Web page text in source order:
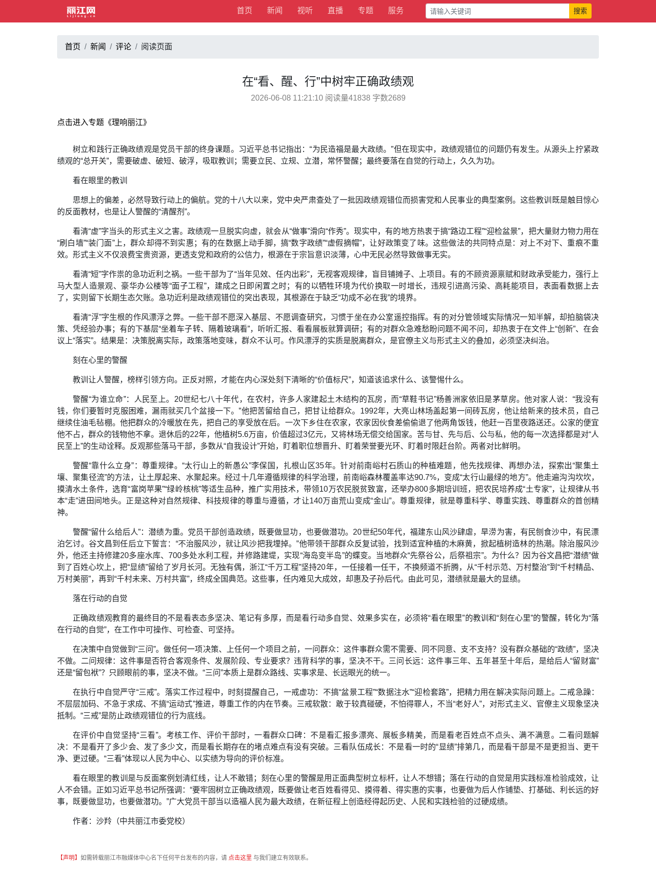
首页 新闻 视听 直播 专题 服务 搜索
首页 新闻 评论 阅读页面
在“看、醒、行”中树牢正确政绩观
2026-06-08 11:21:10 阅读量41838 字数2689
点击进入专题《理响丽江》
树立和践行正确政绩观是党员干部的终身课题。习近平总书记指出：“为民造福是最大政绩。”但在现实中，政绩观错位的问题仍有发生。从源头上拧紧政
绩观的“总开关”，需要破虚、破短、破浮，吸取教训；需要立民、立规、立潜，常怀警醒；最终要落在自觉的行动上，久久为功。
看在眼里的教训
思想上的偏差，必然导致行动上的偏航。党的十八大以来，党中央严肃查处了一批因政绩观错位而损害党和人民事业的典型案例。这些教训既是触目惊心
的反面教材，也是让人警醒的“清醒剂”。
看清“虚”字当头的形式主义之害。政绩观一旦脱实向虚，就会从“做事”滑向“作秀”。现实中，有的地方热衷于搞“路边工程”“迎检盆景”，把大量财力物力用在
“刷白墙”“装门面”上，群众却得不到实惠；有的在数据上动手脚，搞“数字政绩”“虚假摘帽”，让好政策变了味。这些做法的共同特点是：对上不对下、重痕不重
效。形式主义不仅浪费宝贵资源，更透支党和政府的公信力，根源在于宗旨意识淡薄，心中无民必然导致做事无实。
看清“短”字作祟的急功近利之祸。一些干部为了“当年见效、任内出彩”，无视客观规律，盲目铺摊子、上项目。有的不顾资源禀赋和财政承受能力，强行上
马大型人造景观、豪华办公楼等“面子工程”，建成之日即闲置之时；有的以牺牲环境为代价换取一时增长，违规引进高污染、高耗能项目，表面看数据上去
了，实则留下长期生态欠账。急功近利是政绩观错位的突出表现，其根源在于缺乏“功成不必在我”的境界。
看清“浮”字生根的作风漂浮之弊。一些干部不愿深入基层、不愿调查研究，习惯于坐在办公室遥控指挥。有的对分管领域实际情况一知半解，却拍脑袋决
策、凭经验办事；有的下基层“坐着车子转、隔着玻璃看”，听听汇报、看看展板就算调研；有的对群众急难愁盼问题不闻不问，却热衷于在文件上“创新”、在会
议上“落实”。结果是：决策脱离实际，政策落地变味，群众不认可。作风漂浮的实质是脱离群众，是官僚主义与形式主义的叠加，必须坚决纠治。
刻在心里的警醒
教训让人警醒，榜样引领方向。正反对照，才能在内心深处刻下清晰的“价值标尺”，知道该追求什么、该警惕什么。
警醒“为谁立命”：人民至上。20世纪七八十年代，在农村，许多人家建起土木结构的瓦房，而“草鞋书记”杨善洲家依旧是茅草房。他对家人说：“我没有
钱，你们要暂时克服困难，漏雨就买几个盆接一下。”他把苦留给自己，把甘让给群众。1992年，大亮山林场盖起第一间砖瓦房，他让给新来的技术员，自己
继续住油毛毡棚。他把群众的冷暖放在先，把自己的享受放在后。一次下乡住在农家，农家因伙食差偷偷退了他两角饭钱，他赶一百里夜路送还。公家的便宜
他不占，群众的钱物他不拿。退休后的22年，他植树5.6万亩，价值超过3亿元，又将林场无偿交给国家。苦与甘、先与后、公与私，他的每一次选择都是对“人
民至上”的生动诠释。反观那些落马干部，多数从“自我设计”开始，盯着职位想晋升、盯着荣誉要光环、盯着时限赶台阶。两者对比鲜明。
警醒“靠什么立身”：尊重规律。“太行山上的新愚公”李保国，扎根山区35年。针对前南峪村石质山的种植难题，他先找规律、再想办法，探索出“聚集土
壤、聚集径流”的方法，让土厚起来、水聚起来。经过十几年遵循规律的科学治理，前南峪森林覆盖率达90.7%，变成“太行山最绿的地方”。他走遍沟沟坎坎，
摸清水土条件，选育“富岗苹果”“绿岭核桃”等适生品种，推广实用技术，带领10万农民脱贫致富，还举办800多期培训班，把农民培养成“土专家”，让规律从书
本“走”进田间地头。正是这种对自然规律、科技规律的尊重与遵循，才让140万亩荒山变成“金山”。尊重规律，就是尊重科学、尊重实践、尊重群众的首创精
神。
警醒“留什么给后人”：潜绩为重。党员干部创造政绩，既要做显功，也要做潜功。20世纪50年代，福建东山风沙肆虐，旱涝为害，有民刨食沙中，有民漂
泊乞讨。谷文昌到任后立下誓言：“不治服风沙，就让风沙把我埋掉。”他带领干部群众反复试验，找到适宜种植的木麻黄，掀起植树造林的热潮。除治服风沙
外，他还主持修建20多座水库、700多处水利工程，并修路建堤，实现“海岛变半岛”的蝶变。当地群众“先祭谷公，后祭祖宗”。为什么？因为谷文昌把“潜绩”做
到了百姓心坎上，把“显绩”留给了岁月长河。无独有偶，浙江“千万工程”坚持20年，一任接着一任干，不换频道不折腾，从“千村示范、万村整治”到“千村精品、
万村美丽”，再到“千村未来、万村共富”，终成全国典范。这些事，任内难见大成效，却惠及子孙后代。由此可见，潜绩就是最大的显绩。
落在行动的自觉
正确政绩观教育的最终目的不是看表态多坚决、笔记有多厚，而是看行动多自觉、效果多实在，必须将“看在眼里”的教训和“刻在心里”的警醒，转化为“落
在行动的自觉”，在工作中可操作、可检查、可坚持。
在决策中自觉做到“三问”。做任何一项决策、上任何一个项目之前，一问群众：这件事群众需不需要、同不同意、支不支持？没有群众基础的“政绩”，坚决
不做。二问规律：这件事是否符合客观条件、发展阶段、专业要求？违背科学的事，坚决不干。三问长远：这件事三年、五年甚至十年后，是给后人“留财富”
还是“留包袱”？只顾眼前的事，坚决不做。“三问”本质上是群众路线、实事求是、长远眼光的统一。
在执行中自觉严守“三戒”。落实工作过程中，时刻提醒自己，一戒虚功：不搞“盆景工程”“数据注水”“迎检套路”，把精力用在解决实际问题上。二戒急躁：
不层层加码、不急于求成、不搞“运动式”推进，尊重工作的内在节奏。三戒软散：敢于较真碰硬，不怕得罪人，不当“老好人”，对形式主义、官僚主义现象坚决
抵制。“三戒”是防止政绩观错位的行为底线。
在评价中自觉坚持“三看”。考核工作、评价干部时，一看群众口碑：不是看汇报多漂亮、展板多精美，而是看老百姓点不点头、满不满意。二看问题解
决：不是看开了多少会、发了多少文，而是看长期存在的堵点难点有没有突破。三看队伍成长：不是看一时的“显绩”排第几，而是看干部是不是更担当、更干
净、更过硬。“三看”体现以人民为中心、以实绩为导向的评价标准。
看在眼里的教训是与反面案例划清红线，让人不敢错；刻在心里的警醒是用正面典型树立标杆，让人不想错；落在行动的自觉是用实践标准检验成效，让
人不会错。正如习近平总书记所强调：“要牢固树立正确政绩观，既要做让老百姓看得见、摸得着、得实惠的实事，也要做为后人作铺垫、打基础、利长远的好
事，既要做显功，也要做潜功。”广大党员干部当以造福人民为最大政绩，在新征程上创造经得起历史、人民和实践检验的过硬成绩。
作者：沙羚（中共丽江市委党校）
【声明】 如需转载丽江市融媒体中心名下任何平台发布的内容，请 点击这里 与我们建立有效联系。